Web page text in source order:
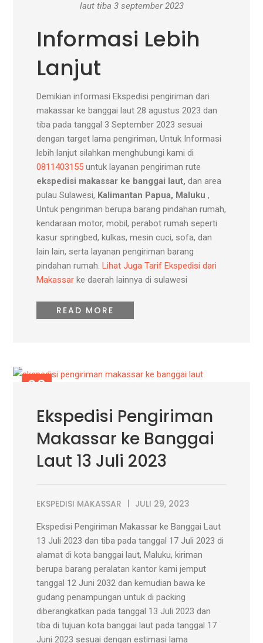
laut tiba 3 september 2023
Informasi Lebih
Lanjut
Demikian informasi Ekspedisi pengiriman dari
makassar ke banggai laut 28 agustus 2023 dan
tiba pada tanggal 3 September 2023 sesuai
dengan target lama pengiriman, Untuk Informasi
lebih lanjut silahkan menghubungi kami di
0811403155 untuk layanan pengiriman rute
ekspedisi makassar ke banggai laut,dan area
pulau Sulawesi, Kalimantan Papua, Maluku,
Untuk pengiriman berupa barang pindahan rumah,
kendaraan motor, mobil, perabot rumah seperti
kasur springbed, kulkas, mesin cuci, sofa, dan
lain lain, serta layanan pengiriman barang
pindahan rumah. Lihat Juga Tarif Ekspedisi dari
Makassar ke daerah lainnya di sulawesi
READ MORE
29
Ekspedisi Pengiriman
Makassar ke Banggai
Laut 13 Juli 2023
EKSPEDISI MAKASSAR JULI 29, 2023
Ekspedisi Pengiriman Makassar ke Banggai Laut
13 Juli 2023 dan tiba pada tanggal 17 Juli 2023 di
alamat di kota banggai laut, Maluku, kiriman
berupa barang peralatan kantor kami jemput
tanggal 12 Juni 2032 dan kemudian bawa ke
gudang penampungan untuk di packing
diberangkatkan pada tanggal 13 Juli 2023 dan
tiba di tujuan kota banggai laut pada tanggal 17
Juni 2023 sesuai dengan estimasi lama